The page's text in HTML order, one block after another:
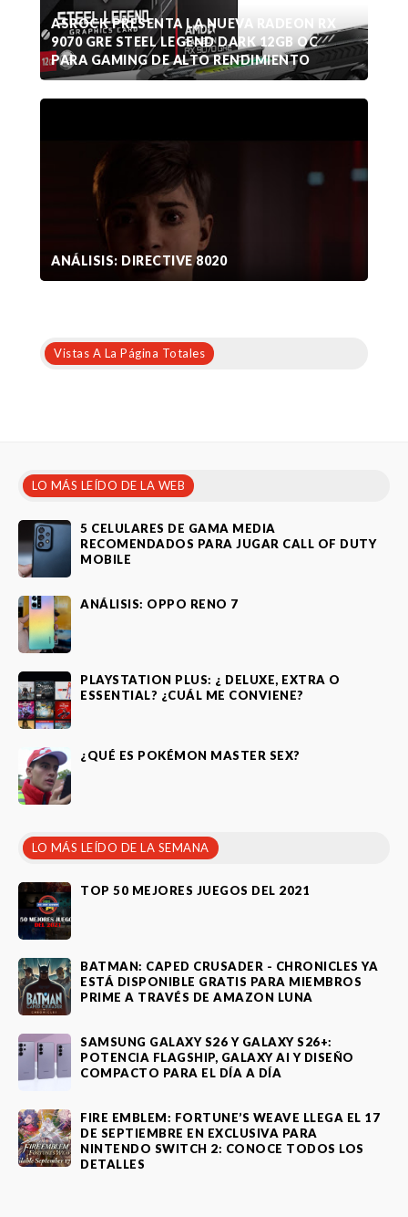
ASROCK PRESENTA LA NUEVA RADEON RX
9070 GRE STEEL LEGEND DARK 12GB OC
PARA GAMING DE ALTO RENDIMIENTO
ANÁLISIS: DIRECTIVE 8020
Vistas A La Página Totales
LO MÁS LEÍDO DE LA WEB
5 CELULARES DE GAMA MEDIA
RECOMENDADOS PARA JUGAR CALL OF DUTY
MOBILE
ANÁLISIS: OPPO RENO 7
PLAYSTATION PLUS: ¿ DELUXE, EXTRA O
ESSENTIAL? ¿CUÁL ME CONVIENE?
¿QUÉ ES POKÉMON MASTER SEX?
LO MÁS LEÍDO DE LA SEMANA
TOP 50 MEJORES JUEGOS DEL 2021
BATMAN: CAPED CRUSADER - CHRONICLES YA
ESTÁ DISPONIBLE GRATIS PARA MIEMBROS
PRIME A TRAVÉS DE AMAZON LUNA
SAMSUNG GALAXY S26 Y GALAXY S26+:
POTENCIA FLAGSHIP, GALAXY AI Y DISEÑO
COMPACTO PARA EL DÍA A DÍA
FIRE EMBLEM: FORTUNE’S WEAVE LLEGA EL 17
DE SEPTIEMBRE EN EXCLUSIVA PARA
NINTENDO SWITCH 2: CONOCE TODOS LOS
DETALLES